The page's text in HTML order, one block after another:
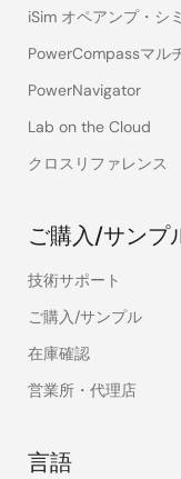
iSim オペアンプ・シ
PowerCompassマル
PowerNavigator
Lab on the Cloud
クロスリファレンス
ご購入/サンプ
技術サポート
ご購入/サンプル
在庫確認
営業所・代理店
言語